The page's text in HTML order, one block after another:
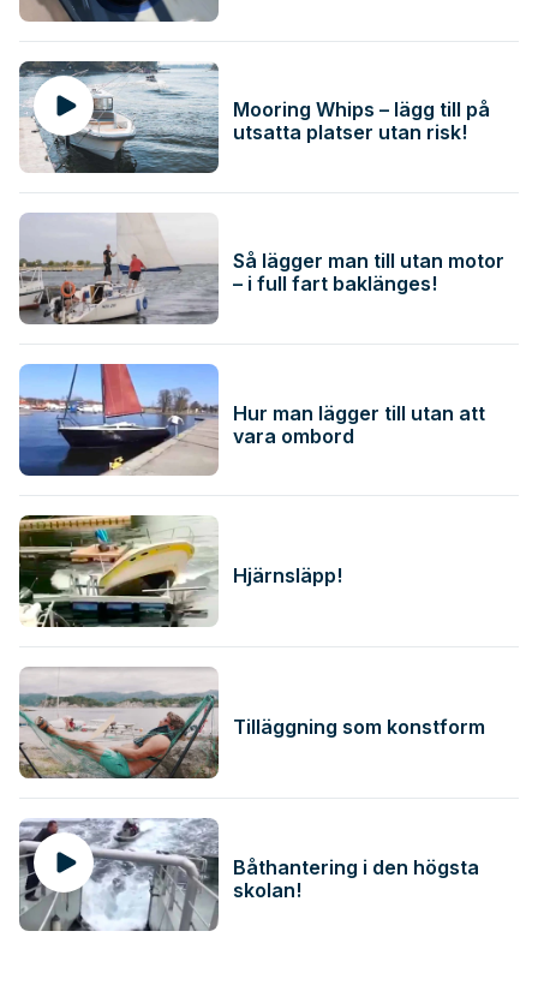
Mooring Whips – lägg till på
utsatta platser utan risk!
Så lägger man till utan motor
– i full fart baklänges!
Hur man lägger till utan att
vara ombord
Hjärnsläpp!
Tilläggning som konstform
Båthantering i den högsta
skolan!